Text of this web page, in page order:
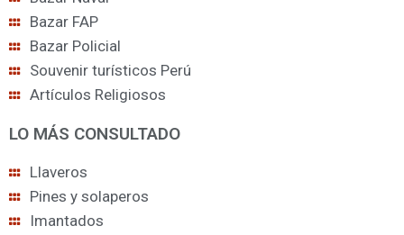
Bazar FAP
Bazar Policial
Souvenir turísticos Perú
Artículos Religiosos
LO MÁS CONSULTADO
Llaveros
Pines y solaperos
Imantados